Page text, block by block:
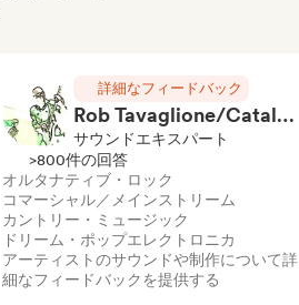
詳細なフィードバック
Rob Tavaglione/Catalyst Recording
サウンドエキスパート
>800件の回答
オルタナティブ・ロック
コマーシャル／メインストリーム
カントリー・ミュージック
ドリーム・ポップエレクトロニカ
アーティストのサウンドや制作について詳
細なフィードバックを提供する